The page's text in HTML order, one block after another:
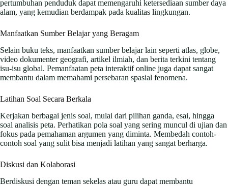
pertumbuhan penduduk dapat memengaruhi ketersediaan sumber daya
alam, yang kemudian berdampak pada kualitas lingkungan.
Manfaatkan Sumber Belajar yang Beragam
Selain buku teks, manfaatkan sumber belajar lain seperti atlas, globe,
video dokumenter geografi, artikel ilmiah, dan berita terkini tentang
isu-isu global. Pemanfaatan peta interaktif online juga dapat sangat
membantu dalam memahami persebaran spasial fenomena.
Latihan Soal Secara Berkala
Kerjakan berbagai jenis soal, mulai dari pilihan ganda, esai, hingga
soal analisis peta. Perhatikan pola soal yang sering muncul di ujian dan
fokus pada pemahaman argumen yang diminta. Membedah contoh-
contoh soal yang sulit bisa menjadi latihan yang sangat berharga.
Diskusi dan Kolaborasi
Berdiskusi dengan teman sekelas atau guru dapat membantu